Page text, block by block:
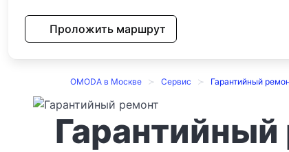
Проложить маршрут
OMODA в Москве Сервис Гарантийный
Гарантийный